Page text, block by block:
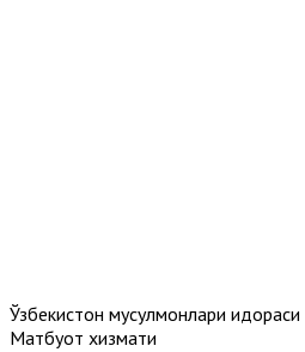
Ўзбекистон мусулмонлари идораси
Матбуот хизмати